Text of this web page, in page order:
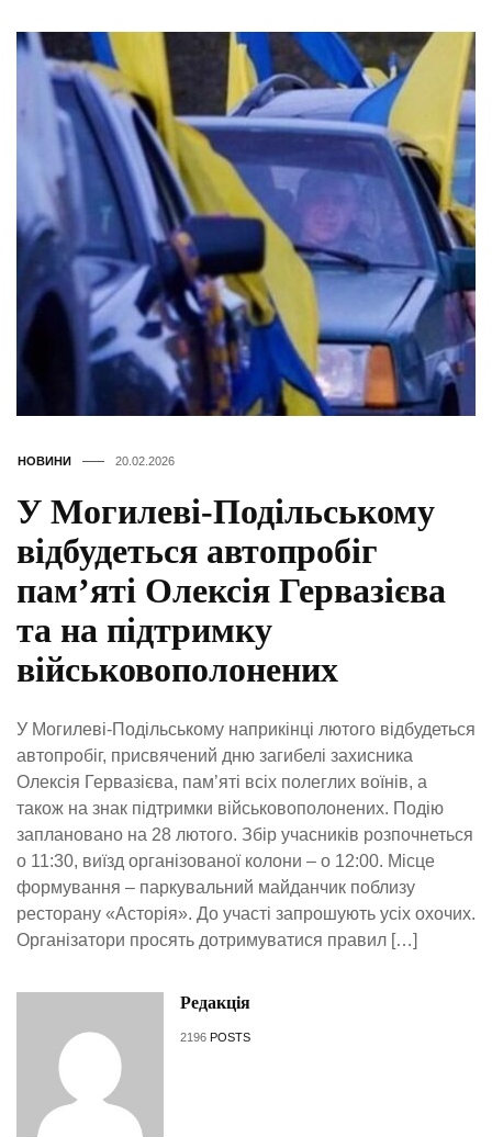
НОВИНИ 20.02.2026
У Могилеві-Подільському
відбудеться автопробіг
пам’яті Олексія Гервазієва
та на підтримку
військовополонених
У Могилеві-Подільському наприкінці лютого відбудеться
автопробіг, присвячений дню загибелі захисника
Олексія Гервазієва, пам’яті всіх полеглих воїнів, а
також на знак підтримки військовополонених. Подію
заплановано на 28 лютого. Збір учасників розпочнеться
о 11:30, виїзд організованої колони – о 12:00. Місце
формування – паркувальний майданчик поблизу
ресторану «Асторія». До участі запрошують усіх охочих.
Організатори просять дотримуватися правил […]
Редакція
2196 POSTS